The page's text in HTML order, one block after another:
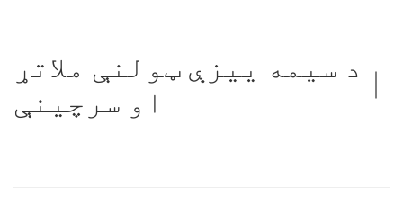
د سیمه ییزې ټولنې ملاتړ
او سرچینې